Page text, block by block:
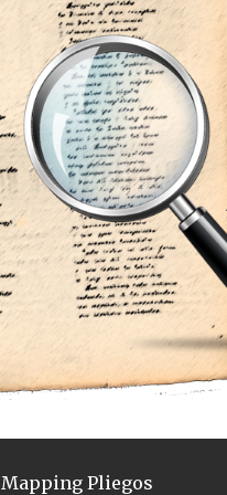
Mapping Pliegos